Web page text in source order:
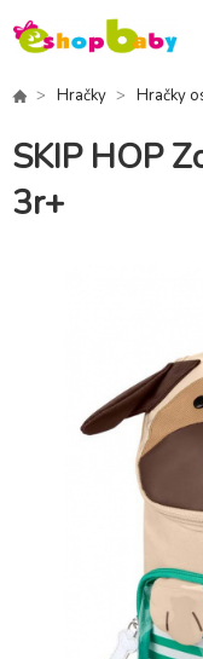
Hračky Hračky
SKIP HOP
3r+